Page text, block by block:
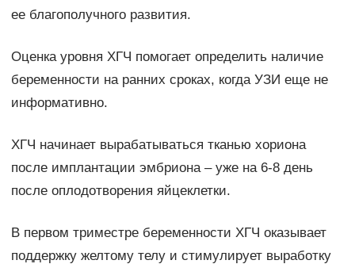
ее благополучного развития.
Оценка уровня ХГЧ помогает определить наличие
беременности на ранних сроках, когда УЗИ еще не
информативно.
ХГЧ начинает вырабатываться тканью хориона
после имплантации эмбриона – уже на 6-8 день
после оплодотворения яйцеклетки.
В первом триместре беременности ХГЧ оказывает
поддержку желтому телу и стимулирует выработку